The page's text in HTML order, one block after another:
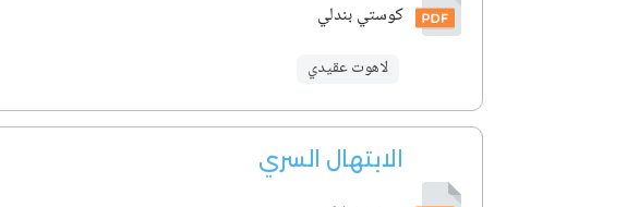
كوستي بندلي
لاهوت عقيدي
الابتهال السري